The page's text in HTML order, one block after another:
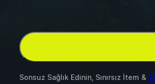
Sonsuz Sağlık Edinin, Sınırsız İtem &